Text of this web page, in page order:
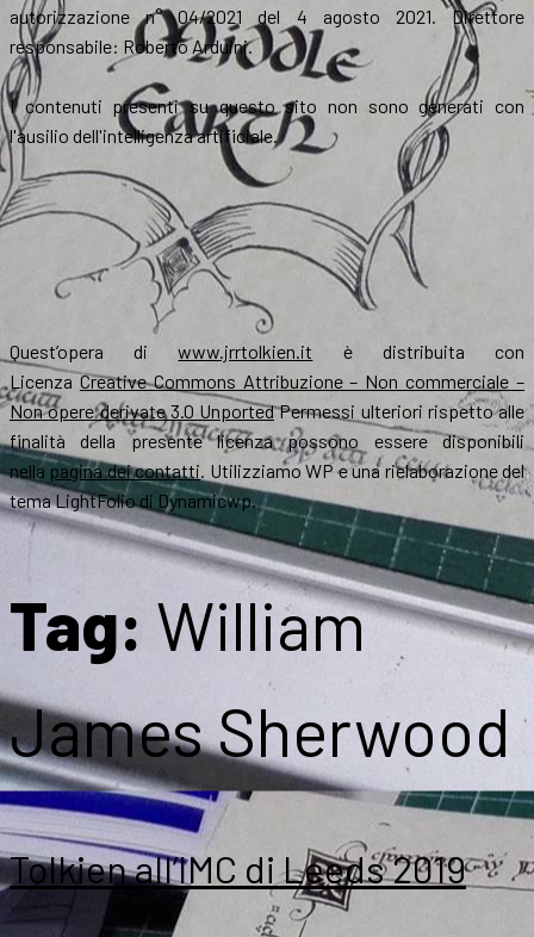
autorizzazione n° 04/2021 del 4 agosto 2021. Direttore
responsabile: Roberto Arduini.
I contenuti presenti su questo sito non sono generati con
l'ausilio dell'intelligenza artificiale.
Quest’opera diwww.jrrtolkien.it è distribuita con
LicenzaCreative Commons Attribuzione – Non commerciale –
Non opere derivate 3.0 UnportedPermessi ulteriori rispetto alle
finalità della presente licenza possono essere disponibili
nella pagina dei contatti. Utilizziamo WP e una rielaborazione del
tema LightFolio di Dynamicwp.
Tag: William
James Sherwood
Tolkien all’IMC di Leeds 2019